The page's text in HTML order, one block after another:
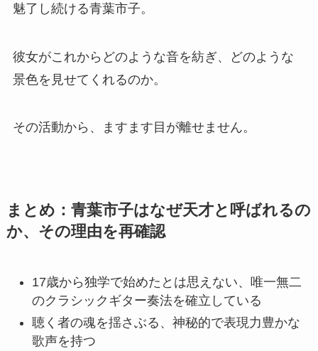
魅了し続ける青葉市子。
彼女がこれからどのような音を紡ぎ、どのような
景色を見せてくれるのか。
その活動から、ますます目が離せません。
まとめ：青葉市子はなぜ天才と呼ばれるの
か、その理由を再確認
17歳から独学で始めたとは思えない、唯一無二
のクラシックギター奏法を確立している
聴く者の魂を揺さぶる、神秘的で表現力豊かな
歌声を持つ